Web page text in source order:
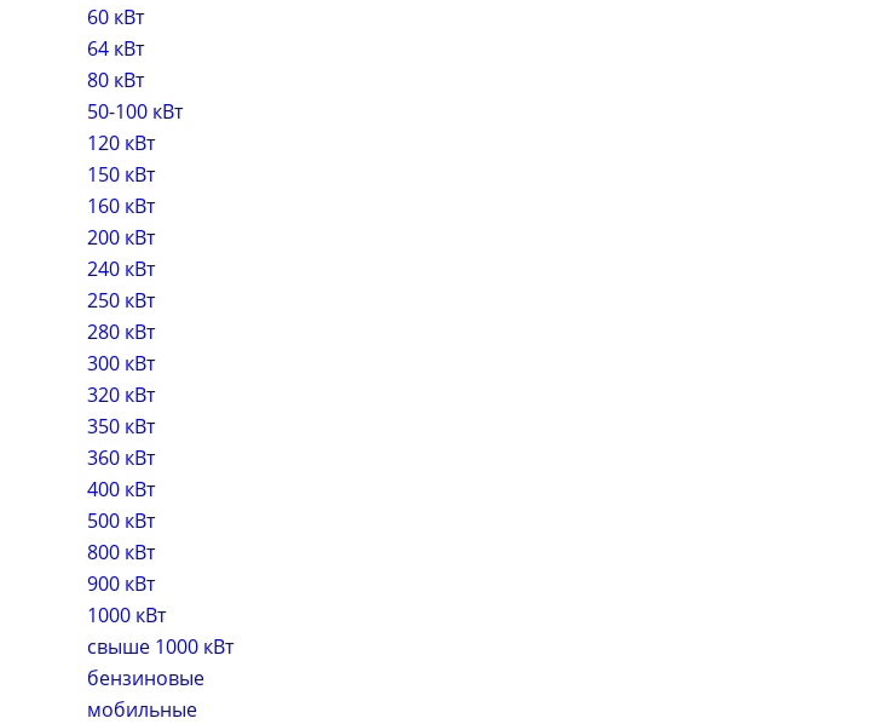
60 кВт
64 кВт
80 кВт
50-100 кВт
120 кВт
150 кВт
160 кВт
200 кВт
240 кВт
250 кВт
280 кВт
300 кВт
320 кВт
350 кВт
360 кВт
400 кВт
500 кВт
800 кВт
900 кВт
1000 кВт
свыше 1000 кВт
бензиновые
мобильные